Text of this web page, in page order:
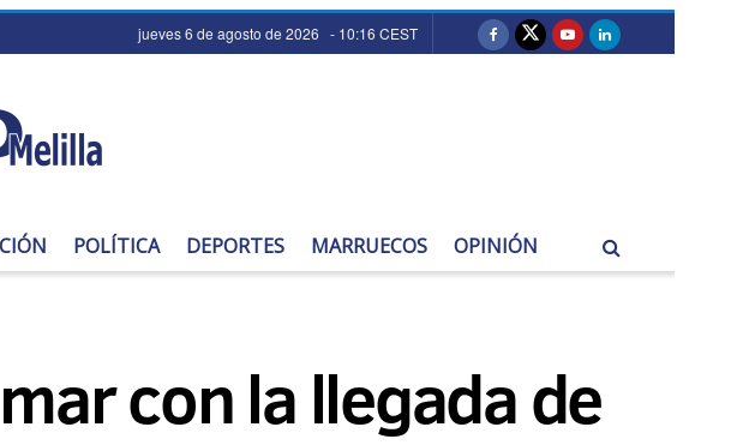
jueves 6 de agosto de 2026 - 10:16 CEST
POLÍTICA DEPORTES MARRUECOS OPINIÓN
con la llegada de